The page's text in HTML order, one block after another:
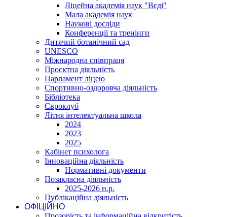
Ліцейна академія наук "Вєді"
Мала академія наук
Наукові досліди
Конференції та тренінги
Дитячий ботанічний сад
UNESCO
Міжнародна співпраця
Проєктна діяльність
Парламент ліцею
Спортивно-оздоровча діяльність
Бібліотека
Євроклуб
Літня інтелектуальна школа
2024
2023
2025
Кабінет психолога
Інноваційна діяльність
Нормативні документи
Позакласна діяльність
2025-2026 н.р.
Публікаційна діяльність
ОФІЦІЙНО